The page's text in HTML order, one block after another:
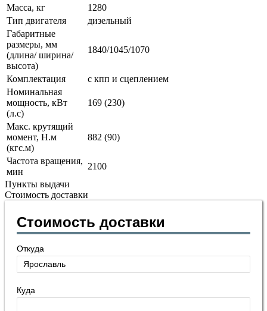
Масса, кг
1280
Тип двигателя
дизельный
Габаритные
размеры, мм
(длина/ ширина/
высота)
1840/1045/1070
Комплектация
с кпп и сцеплением
Номинальная
мощность, кВт
(л.с)
169 (230)
Макс. крутящий
момент, Н.м
(кгс.м)
882 (90)
Частота вращения,
мин
2100
Пункты выдачи
Стоимость доставки
Стоимость доставки
Откуда
Куда